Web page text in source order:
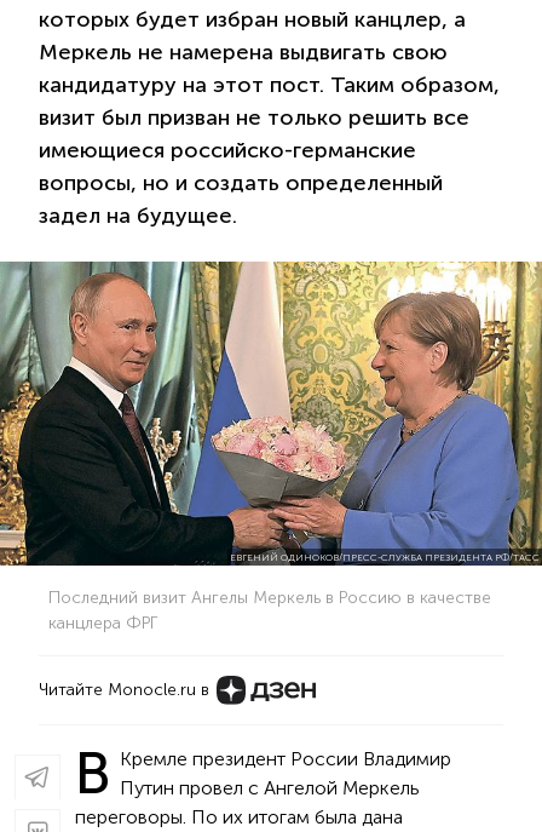
которых будет избран новый канцлер, а
Меркель не намерена выдвигать свою
кандидатуру на этот пост. Таким образом,
визит был призван не только решить все
имеющиеся российско-германские
вопросы, но и создать определенный
задел на будущее.
ЕВГЕНИЙ ОДИНОКОВ/ПРЕСС-СЛУЖБА ПРЕЗИДЕНТА РФ/ТАСС
Последний визит Ангелы Меркель в Россию в качестве
канцлера ФРГ
Читайте Monocle.ru в
В Кремле президент России Владимир
Путин провел с Ангелой Меркель
переговоры. По их итогам была дана